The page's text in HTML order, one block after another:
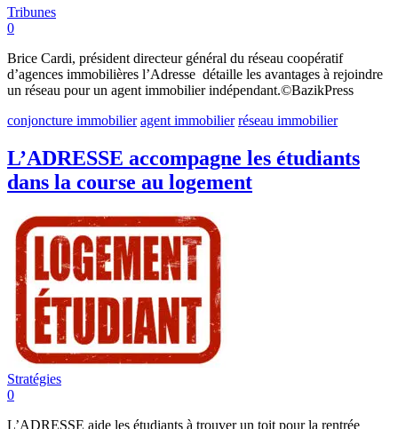
Tribunes
0
Brice Cardi, président directeur général du réseau coopératif
d’agences immobilières l’Adresse détaille les avantages à rejoindre
un réseau pour un agent immobilier indépendant.©BazikPress
conjoncture immobilier agent immobilier réseau immobilier
L’ADRESSE accompagne les étudiants
dans la course au logement
Stratégies
0
L’ADRESSE aide les étudiants à trouver un toit pour la rentrée